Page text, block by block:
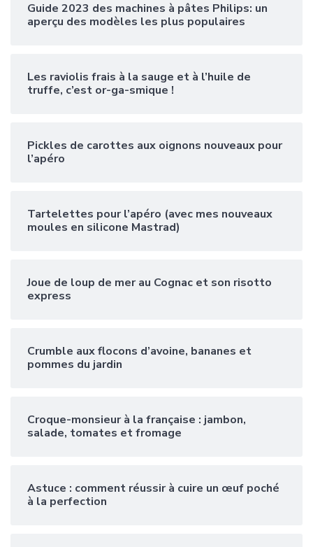
Guide 2023 des machines à pâtes Philips: un
aperçu des modèles les plus populaires
Les raviolis frais à la sauge et à l’huile de
truffe, c’est or-ga-smique !
Pickles de carottes aux oignons nouveaux pour
l’apéro
Tartelettes pour l’apéro (avec mes nouveaux
moules en silicone Mastrad)
Joue de loup de mer au Cognac et son risotto
express
Crumble aux flocons d’avoine, bananes et
pommes du jardin
Croque-monsieur à la française : jambon,
salade, tomates et fromage
Astuce : comment réussir à cuire un œuf poché
à la perfection